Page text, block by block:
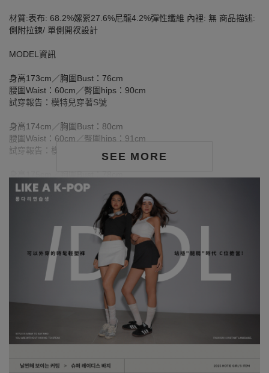
SEE MORE
材質:表布: 68.2%嫘縈27.6%尼龍4.2%彈性纖維 內裡: 無 商品描述:
側附拉鍊/ 單側開衩設計
MODEL資訊
身高173cm／胸圍Bust：76cm
腰圍Waist：60cm／臀圍hips：90cm
試穿報告：模特兒穿著S號
身高174cm／胸圍Bust：80cm
腰圍Waist：60cm／臀圍hips：91cm
試穿報告：模特兒穿著S號
腰圍Waist：58cm／臀圍hips：90cm
試穿報告：模特兒穿著S號
身高175cm／胸圍Bust：83cm
腰圍Waist：60cm／臀圍hips：90cm
試穿報告：模特兒穿著S號
洗滌注意事項：
※ 首次洗滌時，深色／飽和色系布料較易釋出多餘的固色劑，屬正
常現象。
※ 建議深色衣物於首次穿著前先行單獨下水清洗，有助釋出多餘染
劑，減少移染或掉色風險。
※ 請與淺色衣物分開洗滌，避免互相染色或產生移染情形。
摩擦或潮濕造成染色的可能性。